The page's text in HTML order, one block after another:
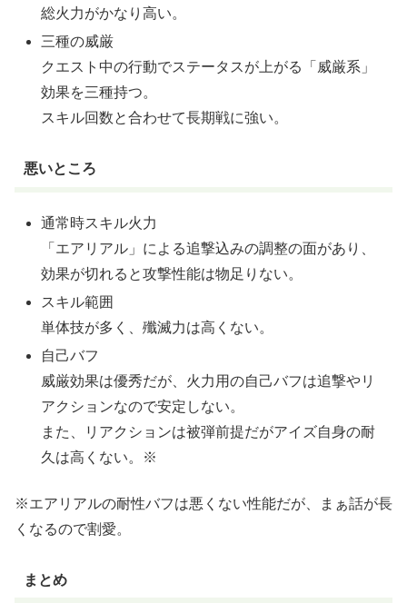
総火力がかなり高い。
三種の威厳
クエスト中の行動でステータスが上がる「威厳系」
効果を三種持つ。
スキル回数と合わせて長期戦に強い。
悪いところ
通常時スキル火力
「エアリアル」による追撃込みの調整の面があり、
効果が切れると攻撃性能は物足りない。
スキル範囲
単体技が多く、殲滅力は高くない。
自己バフ
威厳効果は優秀だが、火力用の自己バフは追撃やリ
アクションなので安定しない。
また、リアクションは被弾前提だがアイズ自身の耐
久は高くない。※
※エアリアルの耐性バフは悪くない性能だが、まぁ話が長
くなるので割愛。
まとめ